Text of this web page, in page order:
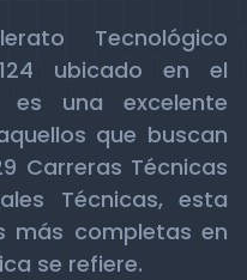
Tecnológico
ubicado en el
es una excelente
que buscan
Carreras Técnicas
Técnicas, esta
más completas en
se refiere.